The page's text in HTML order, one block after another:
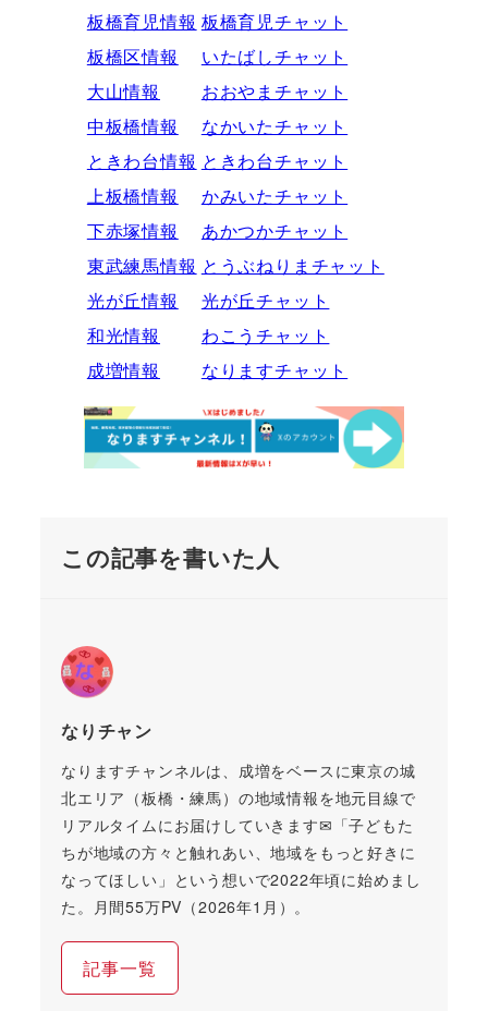
板橋育児情報 板橋育児チャット
板橋区情報
いたばしチャット
大山情報
おおやまチャット
中板橋情報
なかいたチャット
ときわ台情報 ときわ台チャット
上板橋情報
かみいたチャット
下赤塚情報
あかつかチャット
東武練馬情報 とうぶねりまチャット
光が丘情報
光が丘チャット
和光情報
わこうチャット
成増情報
なりますチャット
この記事を書いた人
なりチャン
なりますチャンネルは、成増をベースに東京の城
北エリア（板橋・練馬）の地域情報を地元目線で
リアルタイムにお届けしていきます✉「子どもた
ちが地域の方々と触れあい、地域をもっと好きに
なってほしい」という想いで2022年頃に始めまし
た。月間55万PV（2026年1月）。
記事一覧